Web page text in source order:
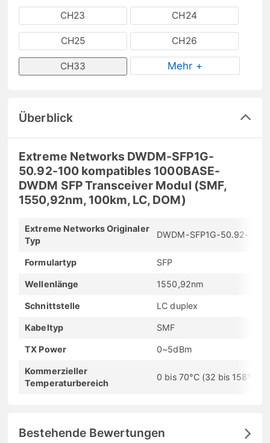
CH23 CH24
CH25 CH26
CH33 Mehr +
Überblick
Extreme Networks DWDM-SFP1G-
50.92-100 kompatibles 1000BASE-
DWDM SFP Transceiver Modul (SMF,
1550,92nm, 100km, LC, DOM)
Extreme Networks Originaler
Typ
DWDM-SFP1G-50.92-100
Formulartyp SFP
Wellenlänge 1550,92nm
Schnittstelle LC duplex
Kabeltyp SMF
TX Power 0~5dBm
Kommerzieller
Temperaturbereich
0 bis 70°C (32 bis 158°F)
Bestehende Bewertungen